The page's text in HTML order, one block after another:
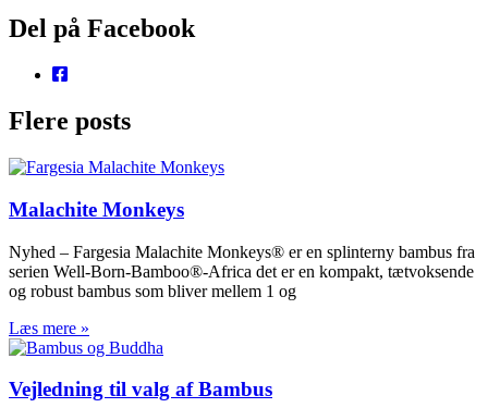
Del på Facebook
Flere posts
Malachite Monkeys
Nyhed – Fargesia Malachite Monkeys® er en splinterny bambus fra
serien Well-Born-Bamboo®-Africa det er en kompakt, tætvoksende
og robust bambus som bliver mellem 1 og
Læs mere »
Vejledning til valg af Bambus